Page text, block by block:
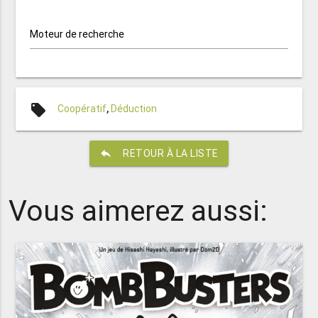
Moteur de recherche
local_offer Coopératif, Déduction
reply RETOUR À LA LISTE
Vous aimerez aussi: